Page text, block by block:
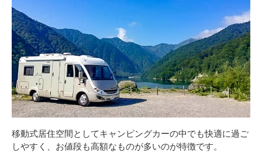
移動式居住空間としてキャンピングカーの中でも快適に過ご
しやすく、お値段も高額なものが多いのが特徴です。